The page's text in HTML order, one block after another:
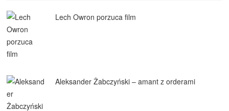
Lech Owron porzuca film
Aleksander Żabczyński – amant z orderami